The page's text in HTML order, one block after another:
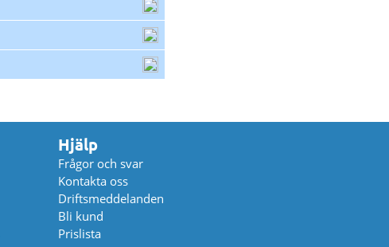
Hjälp
Frågor och svar
Kontakta oss
Driftsmeddelanden
Bli kund
Prislista